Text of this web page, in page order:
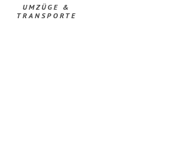
UMZÜGE &
TRANSPORTE